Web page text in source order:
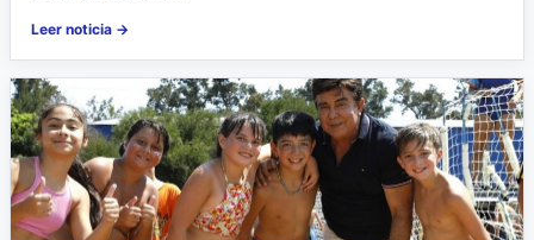
Leer noticia →